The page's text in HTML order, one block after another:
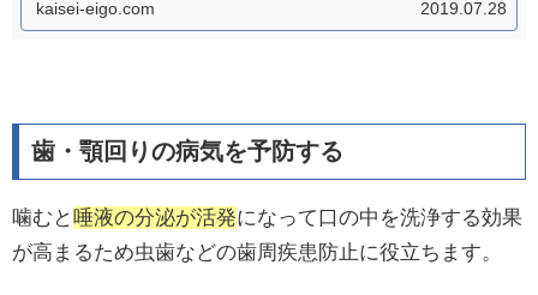
kaisei-eigo.com 2019.07.28
歯・顎回りの病気を予防する
噛むと唾液の分泌が活発になって口の中を洗浄する効果
が高まるため虫歯などの歯周疾患防止に役立ちます。